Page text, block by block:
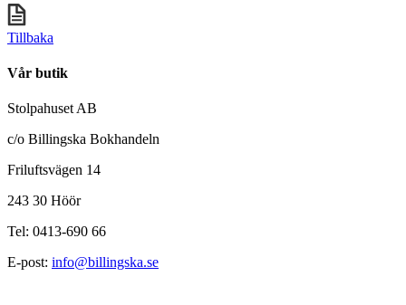
Tillbaka
Vår butik
Stolpahuset AB
c/o Billingska Bokhandeln
Friluftsvägen 14
243 30 Höör
Tel: 0413-690 66
E-post: info@billingska.se